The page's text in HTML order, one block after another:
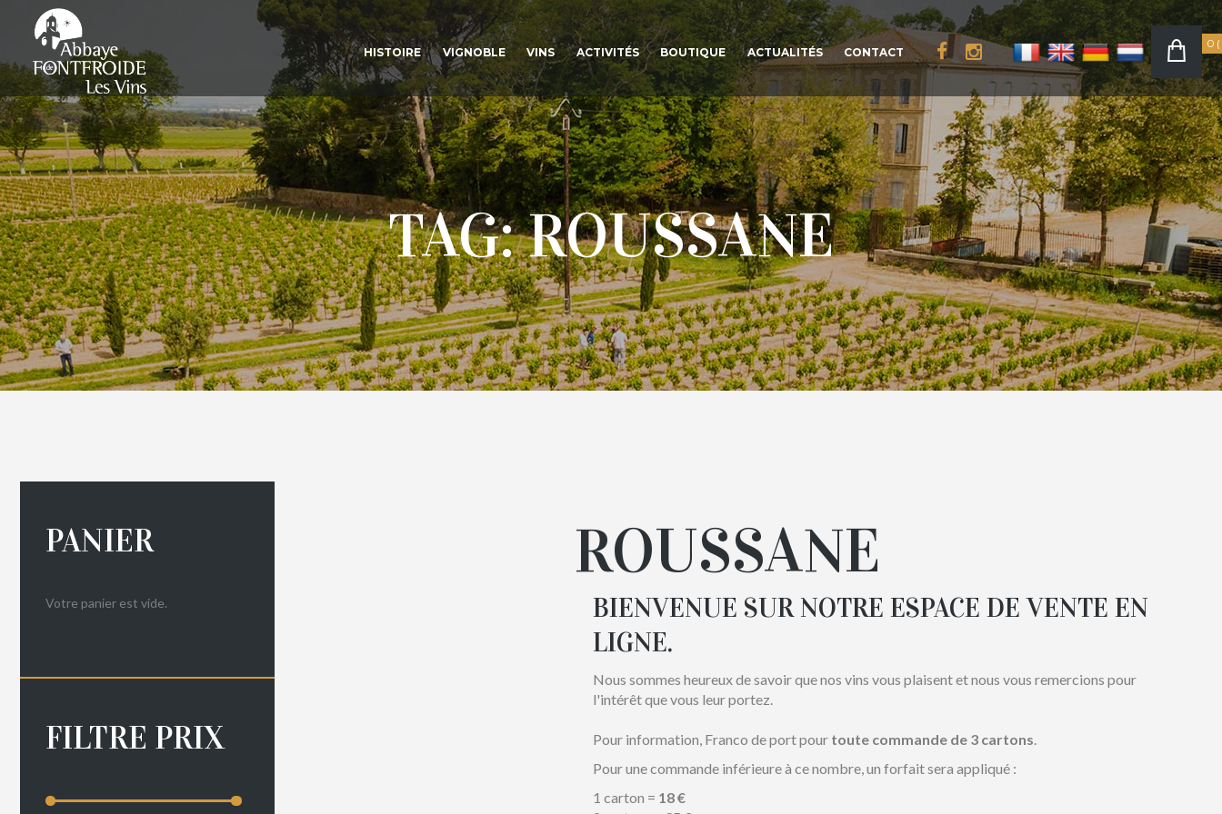
HISTOIRE VIGNOBLE VINS ACTIVITÉS BOUTIQUE ACTUALITÉS CONTACT
0 (
TAG: ROUSSANE
ROUSSANE
BIENVENUE SUR NOTRE ESPACE DE VENTE EN
LIGNE.
Nous sommes heureux de savoir que nos vins vous plaisent et nous vous remercions pour
l'intérêt que vous leur portez.
Pour information, Franco de port pour toute commande de 3 cartons.
Pour une commande inférieure à ce nombre, un forfait sera appliqué :
1 carton = 18 €
PANIER
Votre panier est vide.
FILTRE PRIX
Panneau de gestion des cookies